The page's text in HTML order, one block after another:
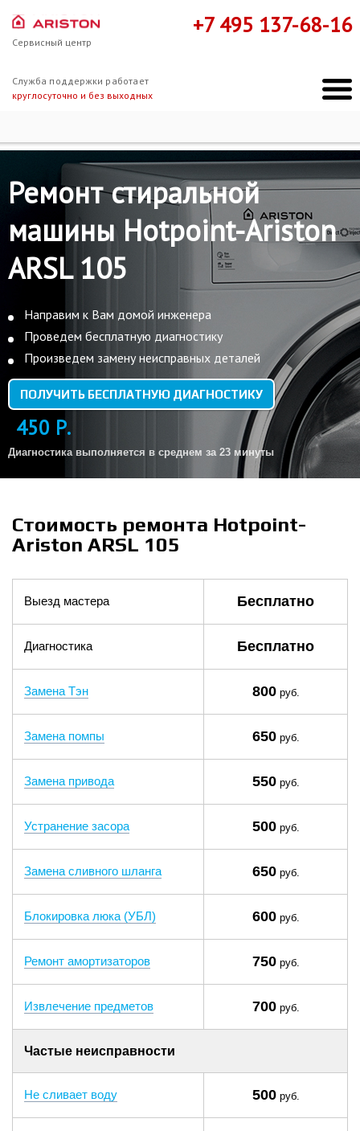
Сервисный центр
Служба поддержки работает
круглосуточно и без выходных
+7 495 137-68-16
Ремонт Hotpoint-Ariston Hotpoint-Ariston ARSL 105
Ремонт стиральной
машины Hotpoint-Ariston
ARSL 105
Направим к Вам домой инженера
Проведем бесплатную диагностику
Произведем замену неисправных деталей
ПОЛУЧИТЬ БЕСПЛАТНУЮ ДИАГНОСТИКУ
450 Р.
Диагностика выполняется в среднем за 23 минуты
Стоимость ремонта Hotpoint-
Ariston ARSL 105
Выезд мастера Бесплатно
Диагностика Бесплатно
Замена Тэн 800руб.
Замена помпы 650руб.
Замена привода 550руб.
Устранение засора 500руб.
Замена сливного шланга 650руб.
Блокировка люка (УБЛ) 600руб.
Ремонт амортизаторов 750руб.
Извлечение предметов 700руб.
Частые неисправности
Не сливает воду 500руб.